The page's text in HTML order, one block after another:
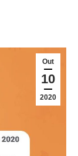
Out
10
2020